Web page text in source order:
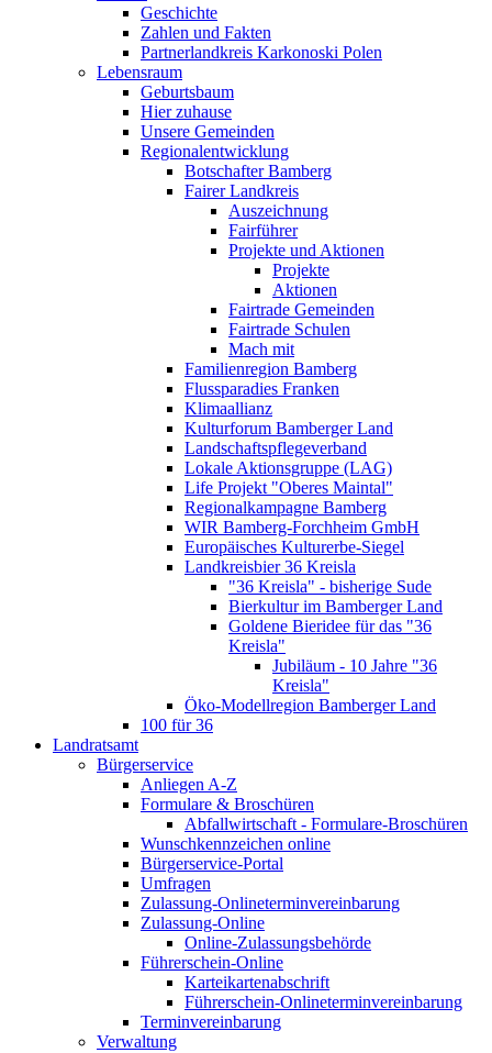
Geschichte
Zahlen und Fakten
Partnerlandkreis Karkonoski Polen
Lebensraum
Geburtsbaum
Hier zuhause
Unsere Gemeinden
Regionalentwicklung
Botschafter Bamberg
Fairer Landkreis
Auszeichnung
Fairführer
Projekte und Aktionen
Projekte
Aktionen
Fairtrade Gemeinden
Fairtrade Schulen
Mach mit
Familienregion Bamberg
Flussparadies Franken
Klimaallianz
Kulturforum Bamberger Land
Landschaftspflegeverband
Lokale Aktionsgruppe (LAG)
Life Projekt "Oberes Maintal"
Regionalkampagne Bamberg
WIR Bamberg-Forchheim GmbH
Europäisches Kulturerbe-Siegel
Landkreisbier 36 Kreisla
"36 Kreisla" - bisherige Sude
Bierkultur im Bamberger Land
Goldene Bieridee für das "36
Kreisla"
Jubiläum - 10 Jahre "36
Kreisla"
Öko-Modellregion Bamberger Land
100 für 36
Landratsamt
Bürgerservice
Anliegen A-Z
Formulare & Broschüren
Abfallwirtschaft - Formulare-Broschüren
Wunschkennzeichen online
Bürgerservice-Portal
Umfragen
Zulassung-Onlineterminvereinbarung
Zulassung-Online
Online-Zulassungsbehörde
Führerschein-Online
Karteikartenabschrift
Führerschein-Onlineterminvereinbarung
Terminvereinbarung
Verwaltung